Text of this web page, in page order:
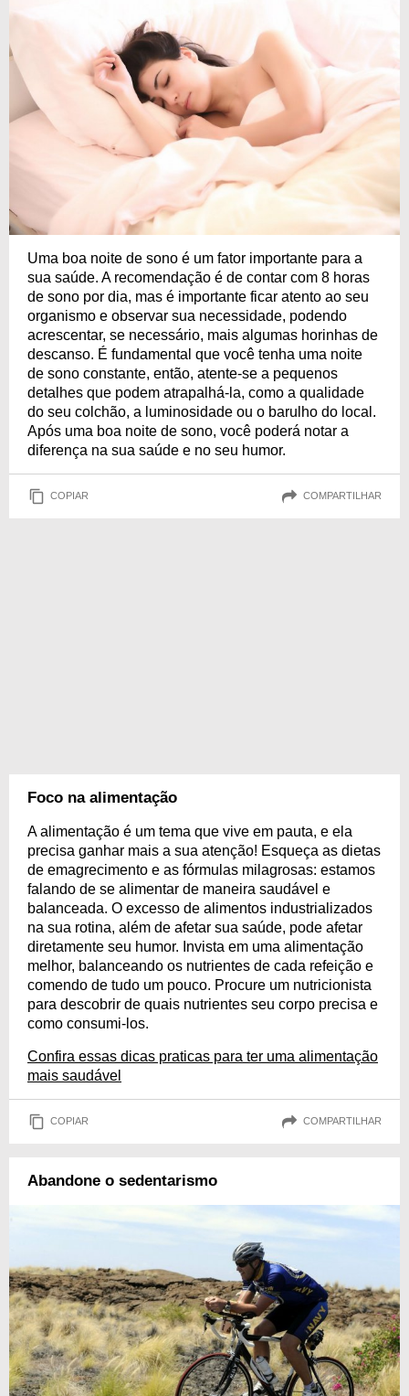
Uma boa noite de sono é um fator importante para a
sua saúde. A recomendação é de contar com 8 horas
de sono por dia, mas é importante ficar atento ao seu
organismo e observar sua necessidade, podendo
acrescentar, se necessário, mais algumas horinhas de
descanso. É fundamental que você tenha uma noite
de sono constante, então, atente-se a pequenos
detalhes que podem atrapalhá-la, como a qualidade
do seu colchão, a luminosidade ou o barulho do local.
Após uma boa noite de sono, você poderá notar a
diferença na sua saúde e no seu humor.
COPIAR COMPARTILHAR
Foco na alimentação
A alimentação é um tema que vive em pauta, e ela
precisa ganhar mais a sua atenção! Esqueça as dietas
de emagrecimento e as fórmulas milagrosas: estamos
falando de se alimentar de maneira saudável e
balanceada. O excesso de alimentos industrializados
na sua rotina, além de afetar sua saúde, pode afetar
diretamente seu humor. Invista em uma alimentação
melhor, balanceando os nutrientes de cada refeição e
comendo de tudo um pouco. Procure um nutricionista
para descobrir de quais nutrientes seu corpo precisa e
como consumi-los.
Confira essas dicas praticas para ter uma alimentação
mais saudável
COPIAR COMPARTILHAR
Abandone o sedentarismo